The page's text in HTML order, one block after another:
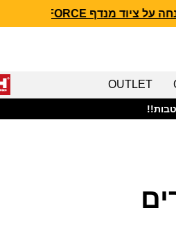
OUTLET